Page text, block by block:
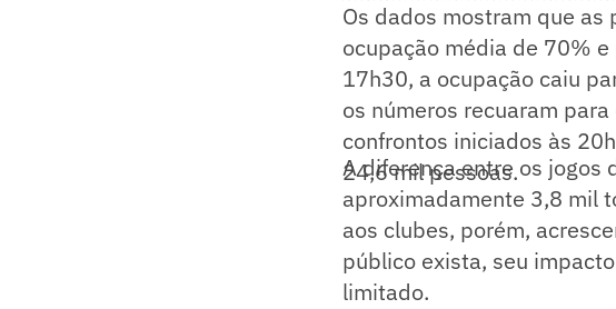
Os dados mostram que
ocupação média de 70%
17h30, a ocupação caiu
os números recuaram
confrontos iniciados às
24,6 mil pessoas.
A diferença entre os jogos
aproximadamente 3,8 mil
aos clubes, porém,
público exista, seu
limitado.